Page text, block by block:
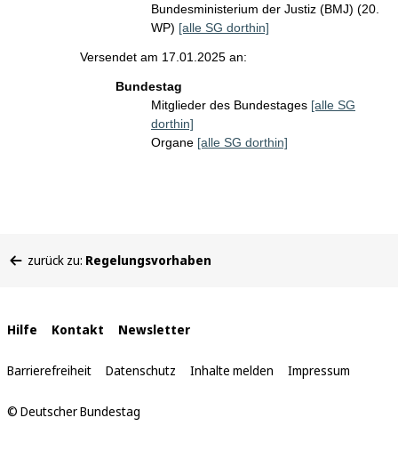
Bundesministerium der Justiz (BMJ) (20.
WP) [alle SG dorthin]
Versendet am 17.01.2025 an:
Bundestag
Mitglieder des Bundestages [alle SG
dorthin]
Organe [alle SG dorthin]
befinden
zurück zu: Regelungsvorhaben
Interne
Links
Hilfe Kontakt Newsletter
Barrierefreiheit Datenschutz Inhalte melden Impressum
© Deutscher Bundestag